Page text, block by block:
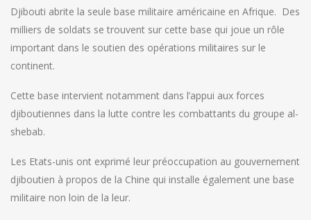
Djibouti abrite la seule base militaire américaine en Afrique. Des
milliers de soldats se trouvent sur cette base qui joue un rôle
important dans le soutien des opérations militaires sur le
continent.
Cette base intervient notamment dans l’appui aux forces
djiboutiennes dans la lutte contre les combattants du groupe al-
shebab.
Les Etats-unis ont exprimé leur préoccupation au gouvernement
djiboutien à propos de la Chine qui installe également une base
militaire non loin de la leur.